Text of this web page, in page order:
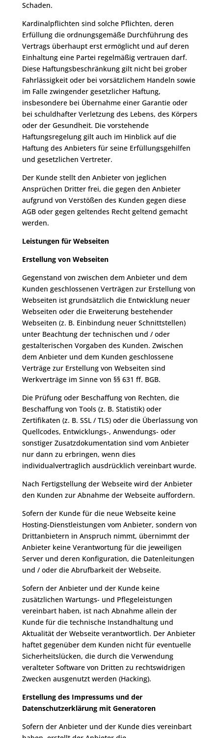
Schaden.
Kardinalpflichten sind solche Pflichten, deren
Erfüllung die ordnungsgemäße Durchführung des
Vertrags überhaupt erst ermöglicht und auf deren
Einhaltung eine Partei regelmäßig vertrauen darf.
Diese Haftungsbeschränkung gilt nicht bei grober
Fahrlässigkeit oder bei vorsätzlichem Handeln sowie
im Falle zwingender gesetzlicher Haftung,
insbesondere bei Übernahme einer Garantie oder
bei schuldhafter Verletzung des Lebens, des Körpers
oder der Gesundheit. Die vorstehende
Haftungsregelung gilt auch im Hinblick auf die
Haftung des Anbieters für seine Erfüllungsgehilfen
und gesetzlichen Vertreter.
Der Kunde stellt den Anbieter von jeglichen
Ansprüchen Dritter frei, die gegen den Anbieter
aufgrund von Verstößen des Kunden gegen diese
AGB oder gegen geltendes Recht geltend gemacht
werden.
Leistungen für Webseiten
Erstellung von Webseiten
Gegenstand von zwischen dem Anbieter und dem
Kunden geschlossenen Verträgen zur Erstellung von
Webseiten ist grundsätzlich die Entwicklung neuer
Webseiten oder die Erweiterung bestehender
Webseiten (z. B. Einbindung neuer Schnittstellen)
unter Beachtung der technischen und / oder
gestalterischen Vorgaben des Kunden. Zwischen
dem Anbieter und dem Kunden geschlossene
Verträge zur Erstellung von Webseiten sind
Werkverträge im Sinne von §§ 631 ff. BGB.
Die Prüfung oder Beschaffung von Rechten, die
Beschaffung von Tools (z. B. Statistik) oder
Zertifikaten (z. B. SSL / TLS) oder die Überlassung von
Quellcodes, Entwicklungs-, Anwendungs- oder
sonstiger Zusatzdokumentation sind vom Anbieter
nur dann zu erbringen, wenn dies
individualvertraglich ausdrücklich vereinbart wurde.
Nach Fertigstellung der Webseite wird der Anbieter
den Kunden zur Abnahme der Webseite auffordern.
Sofern der Kunde für die neue Webseite keine
Hosting-Dienstleistungen vom Anbieter, sondern von
Drittanbietern in Anspruch nimmt, übernimmt der
Anbieter keine Verantwortung für die jeweiligen
Server und deren Konfiguration, die Datenleitungen
und / oder die Abrufbarkeit der Webseite.
Sofern der Anbieter und der Kunde keine
zusätzlichen Wartungs- und Pflegeleistungen
vereinbart haben, ist nach Abnahme allein der
Kunde für die technische Instandhaltung und
Aktualität der Webseite verantwortlich. Der Anbieter
haftet gegenüber dem Kunden nicht für eventuelle
Sicherheitslücken, die durch die Verwendung
veralteter Software von Dritten zu rechtswidrigen
Zwecken ausgenutzt werden (Hacking).
Erstellung des Impressums und der
Datenschutzerklärung mit Generatoren
Sofern der Anbieter und der Kunde dies vereinbart